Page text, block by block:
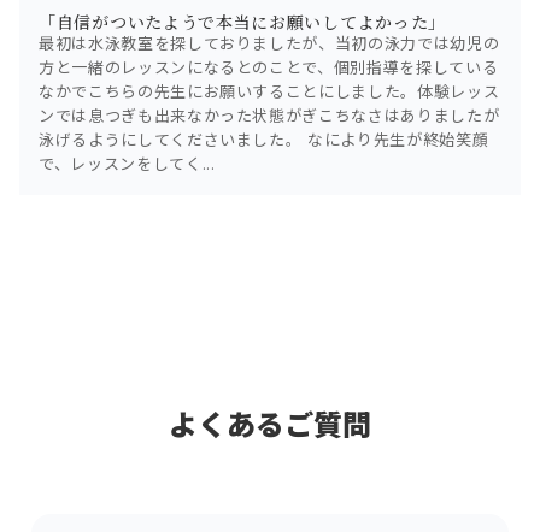
「自信がついたようで本当にお願いしてよかった」
最初は水泳教室を探しておりましたが、当初の泳力では幼児の
方と一緒のレッスンになるとのことで、個別指導を探している
なかでこちらの先生にお願いすることにしました。体験レッス
ンでは息つぎも出来なかった状態がぎこちなさはありましたが
泳げるようにしてくださいました。 なにより先生が終始笑顔
で、レッスンをしてく...
よくあるご質問